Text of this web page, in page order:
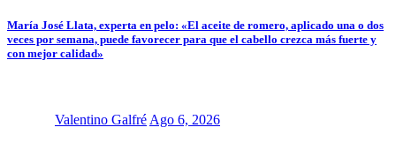
María José Llata, experta en pelo: «El aceite de romero, aplicado una o dos
veces por semana, puede favorecer para que el cabello crezca más fuerte y
con mejor calidad»
Valentino GalfréAgo 6, 2026